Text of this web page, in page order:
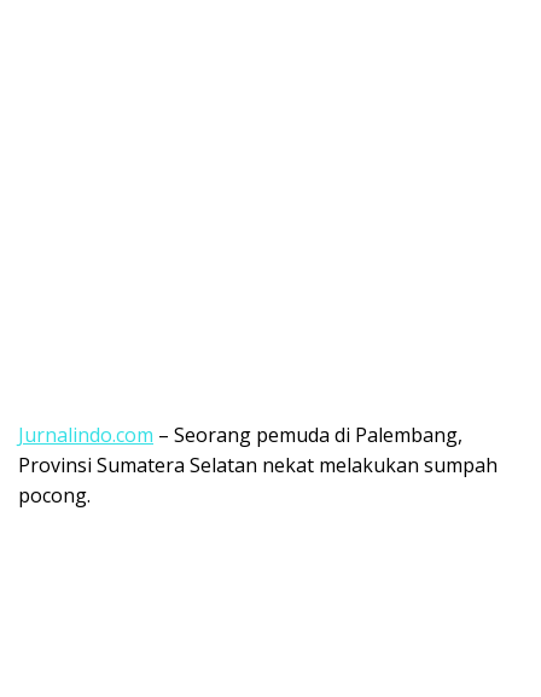
Jurnalindo.com – Seorang pemuda di Palembang,
Provinsi Sumatera Selatan nekat melakukan sumpah
pocong.